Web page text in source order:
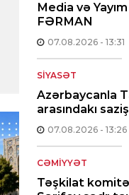
Media və
FƏRMAN
07.08.2026 - 13:31
SIYASƏT
Azərbaycanla
arasındakı
07.08.2026 - 13:26
CƏMIYYƏT
Təşkilat